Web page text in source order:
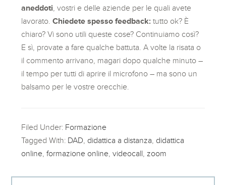
aneddoti , vostri e delle aziende per le quali avete
lavorato.Chiedete spesso feedback:tutto ok? È
chiaro? Vi sono utili queste cose? Continuiamo così?
E sì, provate a fare qualche battuta. A volte la risata o
il commento arrivano, magari dopo qualche minuto –
il tempo per tutti di aprire il microfono – ma sono un
balsamo per le vostre orecchie.
Filed Under: Formazione
Tagged With: DAD didattica a distanza didattica
online ,formazione online ,videocall zoom